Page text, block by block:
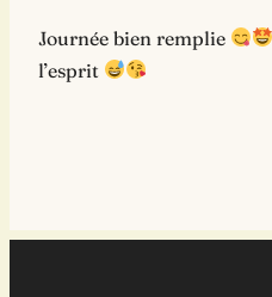
Journée bien remplie
l’esprit